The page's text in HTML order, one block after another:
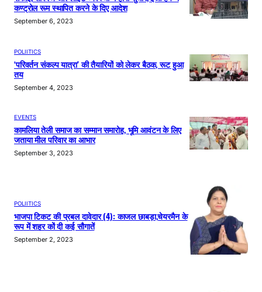
कण्ट्रोल रूम स्थापित करने के दिए आदेश
September 6, 2023
POLIITICS
‘परिवर्तन संकल्प यात्रा’ की तैयारियों को लेकर बैठक, रूट हुआ
तय
September 4, 2023
EVENTS
कामलिया तेली समाज का सम्मान समारोह, भूमि आवंटन के लिए
जताया मील परिवार का आभार
September 3, 2023
POLIITICS
भाजपा टिकट की प्रबल दावेदार (4): काजल छाबड़ा,चेयरमैन के
रूप में शहर कों दी कई सौगातें
September 2, 2023